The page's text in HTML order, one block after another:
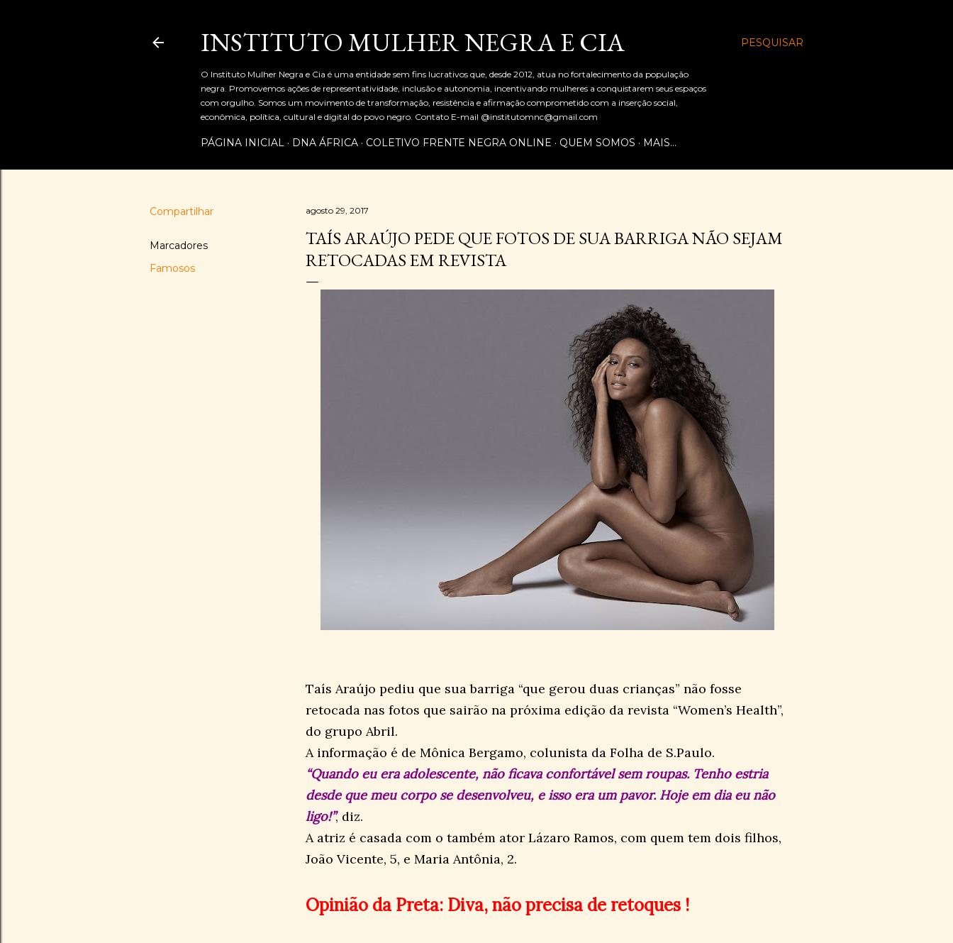
PESQUISAR
INSTITUTO MULHER NEGRA E CIA
O Instituto Mulher Negra e Cia é uma entidade sem fins lucrativos que, desde 2012, atua no fortalecimento da população
negra. Promovemos ações de representatividade, inclusão e autonomia, incentivando mulheres a conquistarem seus espaços
com orgulho. Somos um movimento de transformação, resistência e afirmação comprometido com a inserção social,
econômica, política, cultural e digital do povo negro. Contato E-mail @institutomnc@gmail.com
PÁGINA INICIAL DNA ÁFRICA COLETIVO FRENTE NEGRA ONLINE QUEM SOMOS MAIS…
Compartilhar
Marcadores
Famosos
agosto 29, 2017
TAÍS ARAÚJO PEDE QUE FOTOS DE SUA BARRIGA NÃO SEJAM
RETOCADAS EM REVISTA
Taís Araújo pediu que sua barriga “que gerou duas crianças” não fosse
retocada nas fotos que sairão na próxima edição da revista “Women’s Health”,
do grupo Abril.
A informação é de Mônica Bergamo, colunista da Folha de S.Paulo.
“Quando eu era adolescente, não ficava confortável sem roupas. Tenho estria
desde que meu corpo se desenvolveu, e isso era um pavor. Hoje em dia eu não
ligo!”, diz.
A atriz é casada com o também ator Lázaro Ramos, com quem tem dois filhos,
João Vicente, 5, e Maria Antônia, 2.
Opinião da Preta: Diva, não precisa de retoques !